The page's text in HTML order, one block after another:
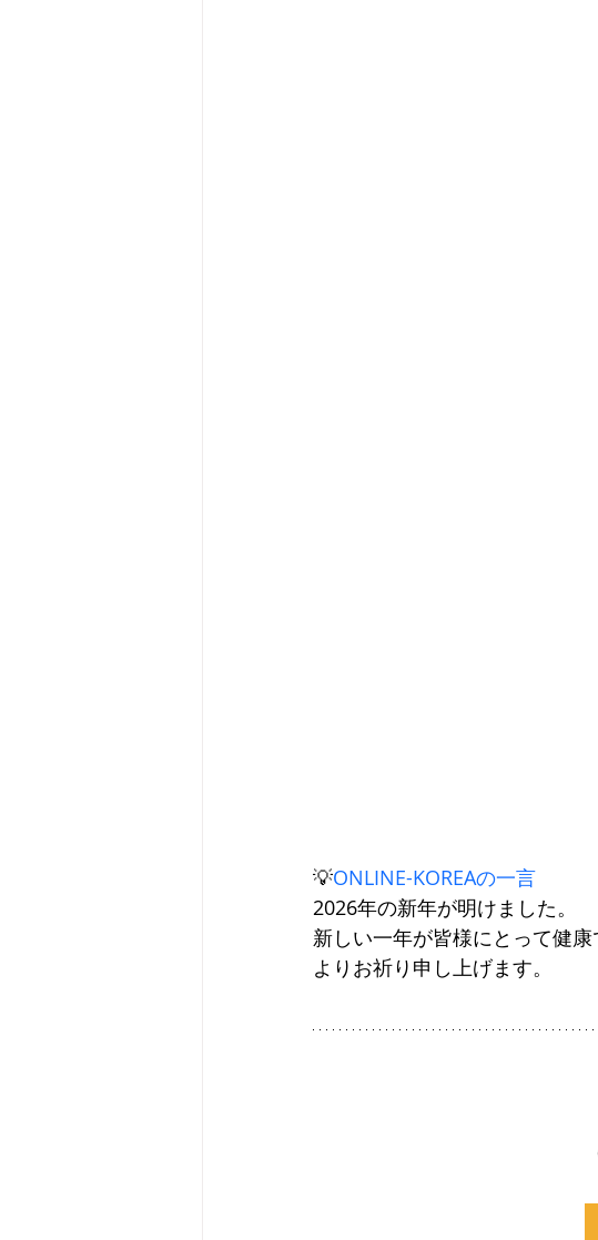
💡ONLINE-KOREAの一言
2026年の新年が明けました。
新しい一年が皆様にとって健
よりお祈り申し上げます。